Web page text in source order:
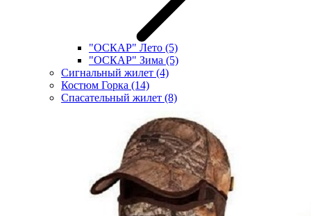
"ОСКАР" Лето (5)
"ОСКАР" Зима (5)
Сигнальный жилет (4)
Костюм Горка (14)
Спасательный жилет (8)